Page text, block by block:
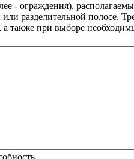
- ограждения),
разделительной полосе.
также при выборе